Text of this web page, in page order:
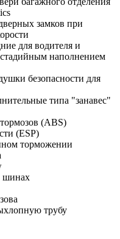
замков при
для водителя и
наполнением
безопасности для
типа "занавес"
(ABS)
(ESP)
торможении
шинах
трубу